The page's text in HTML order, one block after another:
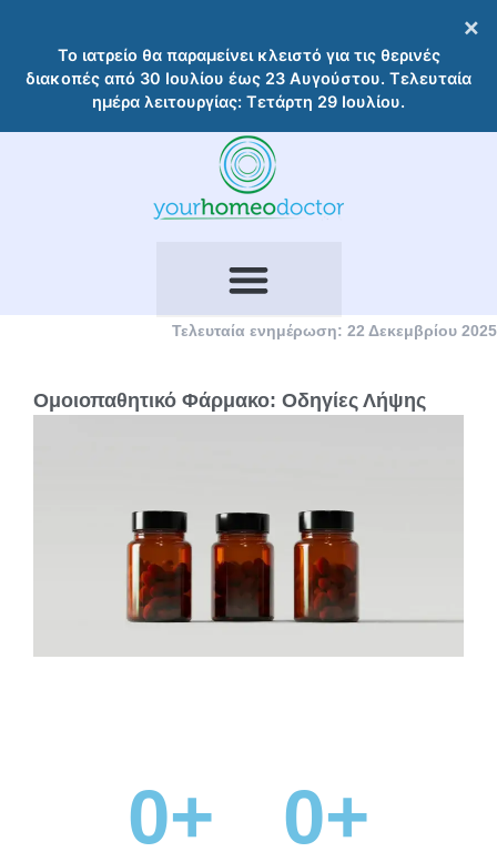
Το ιατρείο θα παραμείνει κλειστό για τις θερινές
διακοπές από 30 Ιουλίου έως 23 Αυγούστου. Τελευταία
ημέρα λειτουργίας: Τετάρτη 29 Ιουλίου.
×
περιεχόμενο
Τελευταία ενημέρωση: 22 Δεκεμβρίου 2025
Ομοιοπαθητικό Φάρμακο: Οδηγίες Λήψης
0+ 0+